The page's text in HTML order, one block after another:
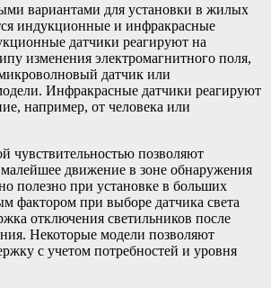
вариантами для установки в жилых
индукционные и инфракрасные
датчики реагируют на
изменения электромагнитного поля,
датчик или
Инфракрасные датчики реагируют
например, от человека или
чувствительностью позволяют
малейшее движение в зоне обнаружения
полезно при установке в больших
фактором при выборе датчика света
отключения светильников после
Некоторые модели позволяют
с учетом потребностей и уровня